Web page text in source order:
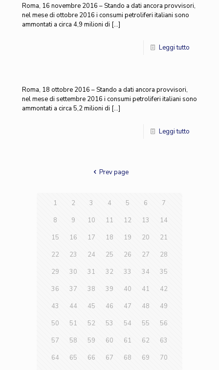
Roma, 16 novembre 2016 – Stando a dati ancora provvisori,
nel mese di ottobre 2016 i consumi petroliferi italiani sono
ammontati a circa 4,9 milioni di […]
Leggi tutto
Roma, 18 ottobre 2016 – Stando a dati ancora provvisori,
nel mese di settembre 2016 i consumi petroliferi italiani sono
ammontati a circa 5,2 milioni di […]
Leggi tutto
Prev page
1 2 3 4 5 6
7
8
9 10 11 12 13
14
15
16 17 18 19 20
21
22
23 24 25 26 27
28
29
30 31 32 33 34
35
36
37 38 39 40 41
42
43
44 45 46 47 48
49
50
51 52 53 54 55
56
57
58 59 60 61 62
63
64
65 66 67 68 69
70